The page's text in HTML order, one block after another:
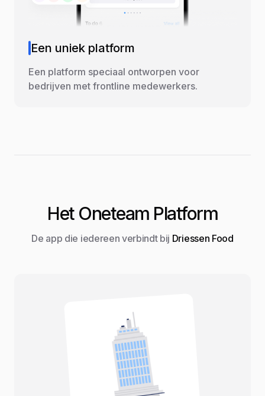
Een uniek platform
Een platform speciaal ontworpen voor
bedrijven met frontline medewerkers.
Het Oneteam Platform
De app die iedereen verbindt bij Driessen Food